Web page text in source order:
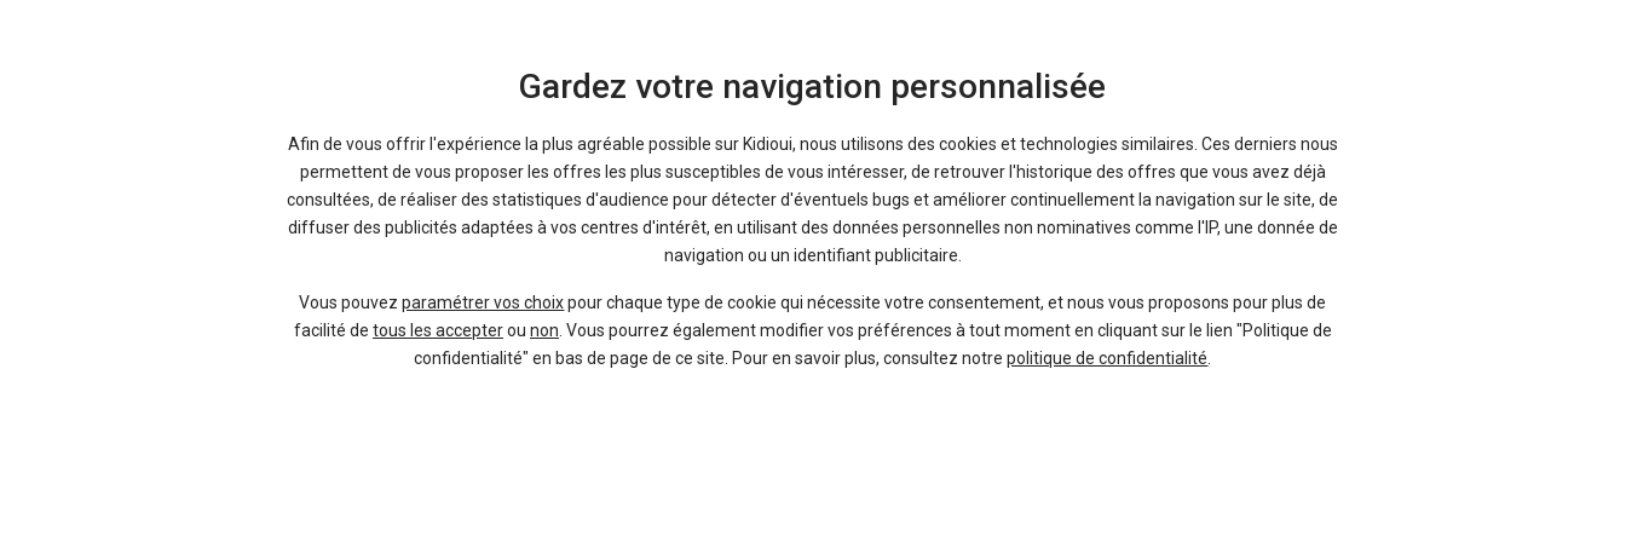
Land Rover Range Rover Velar
Descriptif complet de l'auto, de ses finitions, de ses avantages et ses inconvénients.
Consulter
Si vous n'êtes pas encore décidé entre le neuf et l'occasion, comparez facilement tous lesprix range rover velarsur une seule page.
Gardez votre navigation personnalisée
Afin de vous offrir l'expérience la plus agréable possible sur Kidioui, nous utilisons des cookies et technologies similaires. Ces derniers nous
permettent de vous proposer les offres les plus susceptibles de vous intéresser, de retrouver l'historique des offres que vous avez déjà
consultées, de réaliser des statistiques d'audience pour détecter d'éventuels bugs et améliorer continuellement la navigation sur le site, de
diffuser des publicités adaptées à vos centres d'intérêt, en utilisant des données personnelles non nominatives comme l'IP, une donnée de
navigation ou un identifiant publicitaire.
Vous pouvezparamétrer vos choixpour chaque type de cookie qui nécessite votre consentement, et nous vous proposons pour plus de
facilité de tous les accepterou non . Vous pourrez également modifier vos préférences à tout moment en cliquant sur le lien "Politique de
confidentialité" en bas de page de ce site. Pour en savoir plus, consultez notrepolitique de confidentialité